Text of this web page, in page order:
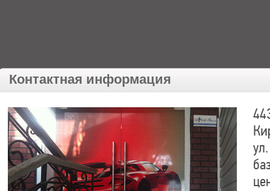
Контактная информация